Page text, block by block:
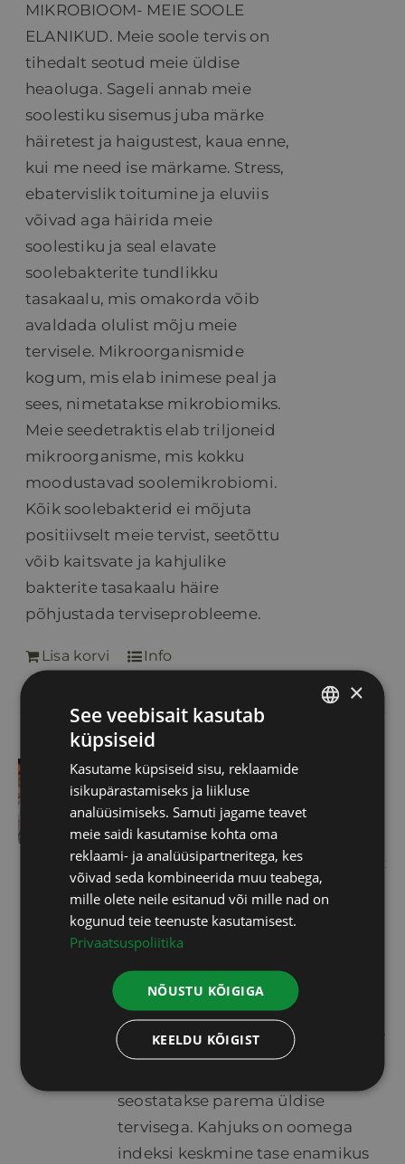
MIKROBIOOM- MEIE SOOLE
ELANIKUD. Meie soole tervis on
tihedalt seotud meie üldise
heaoluga. Sageli annab meie
soolestiku sisemus juba märke
häiretest ja haigustest, kaua enne,
kui me need ise märkame. Stress,
ebatervislik toitumine ja eluviis
võivad aga häirida meie
soolestiku ja seal elavate
soolebakterite tundlikku
tasakaalu, mis omakorda võib
avaldada olulist mõju meie
tervisele. Mikroorganismide
kogum, mis elab inimese peal ja
sees, nimetatakse mikrobiomiks.
Meie seedetraktis elab triljoneid
mikroorganisme, mis kokku
moodustavad soolemikrobiomi.
Kõik soolebakterid ei mõjuta
positiivselt meie tervist, seetõttu
võib kaitsvate ja kahjulike
bakterite tasakaalu häire
põhjustada terviseprobleeme.
Lisa korvi Info
Omegametrix
test+konsultatsioon
100,00€
Erinevate rasvhapete mõõtmiseks
piisab vaid pisikesest veretilgast.
Omega 3 indeks on kõige
olulisem: südame tervise
tagamiseks peab teie Omega 3
sisaldus veres olema vähemalt 8%.
seostatakse parema üldise
tervisega. Kahjuks on oomega
indeksi keskmine tase enamikus
×
See veebisait kasutab
küpsiseid
Kasutame küpsiseid sisu, reklaamide
isikupärastamiseks ja liikluse
analüüsimiseks. Samuti jagame teavet
meie saidi kasutamise kohta oma
reklaami- ja analüüsipartneritega, kes
võivad seda kombineerida muu teabega,
mille olete neile esitanud või mille nad on
kogunud teie teenuste kasutamisest.
Privaatsuspoliitika
NÕUSTU KÕIGIGA
KEELDU KÕIGIST